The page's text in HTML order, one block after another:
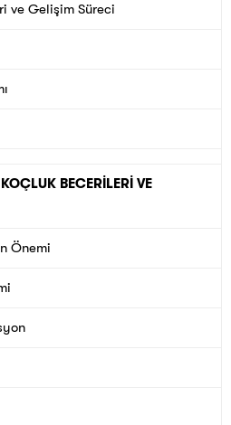
ve Gelişim Süreci
BECERİLERİ VE
Önemi